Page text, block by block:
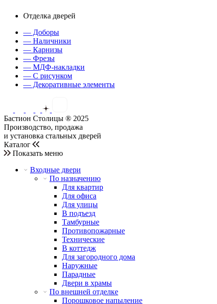
Отделка дверей
— Доборы
— Наличники
— Карнизы
— Фрезы
— МДФ-накладки
— С рисунком
— Декоративные элементы
Бастион Столицы ® 2025
Производство, продажа
и установка стальных дверей
Каталог
Показать меню
Входные двери
По назначению
Для квартир
Для офиса
Для улицы
В подъезд
Тамбурные
Противопожарные
Технические
В коттедж
Для загородного дома
Наружные
Парадные
Двери в храмы
По внешней отделке
Порошковое напыление